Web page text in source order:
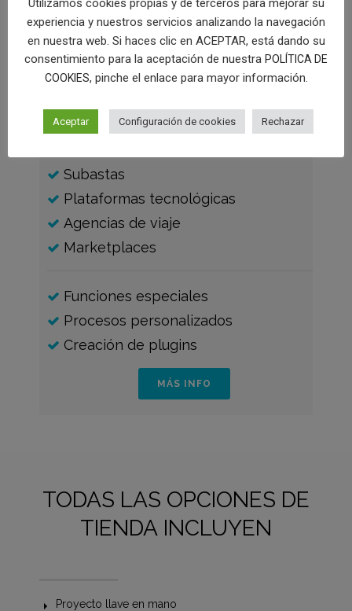
consulta
Portales de anuncio
Subastas
Plataformas tecnológicas
Agencias de viaje
Marketplaces
Funciones especiales
Procesos personalizados
Creación de plugins
MÁS INFO
TODAS LAS OPCIONES DE
TIENDA INCLUYEN
Proyecto llave en mano
Utilizamos cookies propias y de terceros para mejorar su
experiencia y nuestros servicios analizando la navegación
en nuestra web. Si haces clic en ACEPTAR, está dando su
consentimiento para la aceptación de nuestra POLÍTICA DE
COOKIES, pinche el enlace para mayor información.
Aceptar Configuración de cookies Rechazar